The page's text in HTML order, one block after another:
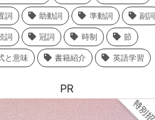
詞 助動詞 準動詞 副詞
詞 冠詞 時制 節
と意味 書籍紹介 英語学習
PR